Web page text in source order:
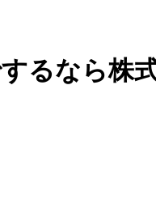
るなら株